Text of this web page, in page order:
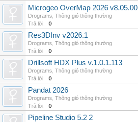
Microgeo OverMap 2026 v8.05.00
Drograms Thông gió thông thường
Trả lời:
0
Res3DInv v2026.1
Drograms Thông gió thông thường
Trả lời:
0
Drillsoft HDX Plus v.1.0.1.113
Drograms Thông gió thông thường
Trả lời:
0
Pandat 2026
Drograms Thông gió thông thường
Trả lời:
0
Pipeline Studio 5.2 2